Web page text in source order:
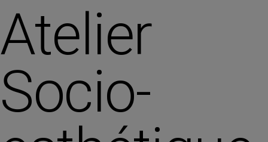
Atelier
Socio-